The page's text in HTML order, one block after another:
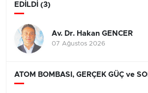
EDİLDİ (3)
Av. Dr. Hakan GENCER
07 Ağustos 2026
ATOM BOMBASI, GERÇEK GÜÇ ve